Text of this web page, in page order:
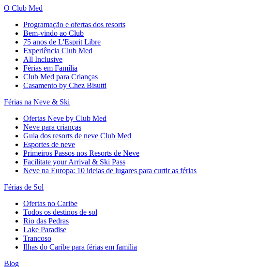
O Club Med
Programação e ofertas dos resorts
Bem-vindo ao Club
75 anos de L'Esprit Libre
Experiência Club Med
All Inclusive
Férias em Família
Club Med para Crianças
Casamento by Chez Bisutti
Férias na Neve & Ski
Ofertas Neve by Club Med
Neve para crianças
Guia dos resorts de neve Club Med
Esportes de neve
Primeiros Passos nos Resorts de Neve
Facilitate your Arrival & Ski Pass
Neve na Europa: 10 ideias de lugares para curtir as férias
Férias de Sol
Ofertas no Caribe
Todos os destinos de sol
Rio das Pedras
Lake Paradise
Trancoso
Ilhas do Caribe para férias em família
Blog